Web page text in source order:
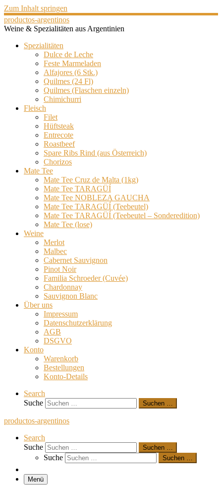
Zum Inhalt springen
productos-argentinos
Weine & Spezialitäten aus Argentinien
Spezialitäten
Dulce de Leche
Feste Marmeladen
Alfajores (6 Stk.)
Quilmes (24 Fl)
Quilmes (Flaschen einzeln)
Chimichurri
Fleisch
Filet
Hüftsteak
Entrecote
Roastbeef
Spare Ribs Rind (aus Österreich)
Chorizos
Mate Tee
Mate Tee Cruz de Malta (1kg)
Mate Tee TARAGÜÍ
Mate Tee NOBLEZA GAUCHA
Mate Tee TARAGÜÍ (Teebeutel)
Mate Tee TARAGÜÍ (Teebeutel – Sonderedition)
Mate Tee (lose)
Weine
Merlot
Malbec
Cabernet Sauvignon
Pinot Noir
Familia Schroeder (Cuvée)
Chardonnay
Sauvignon Blanc
Über uns
Impressum
Datenschutzerklärung
AGB
DSGVO
Konto
Warenkorb
Bestellungen
Konto-Details
Search
Suche
Suchen …
productos-argentinos
Search
Suche
Suchen …
Suche Suchen …
Menü